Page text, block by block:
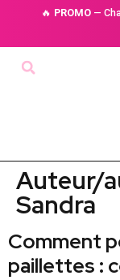
🔥 PROMO —
Auteur/
Sandra
Comment
paillettes :